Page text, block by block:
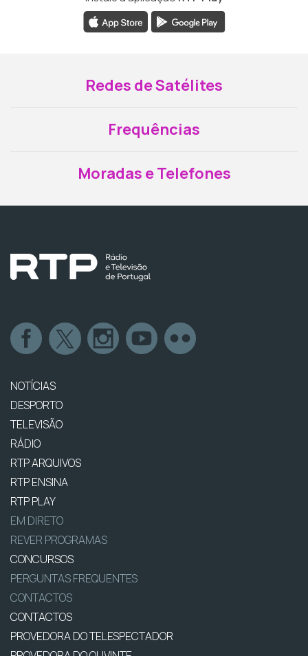
Redes de Satélites
Frequências
Moradas e Telefones
NOTÍCIAS
DESPORTO
TELEVISÃO
RÁDIO
RTP ARQUIVOS
RTP ENSINA
RTP PLAY
EM DIRETO
REVER PROGRAMAS
CONCURSOS
PERGUNTAS FREQUENTES
CONTACTOS
CONTACTOS
PROVEDORA DO TELESPECTADOR